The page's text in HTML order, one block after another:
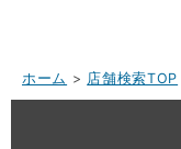
ホーム > 店舗検索TOP